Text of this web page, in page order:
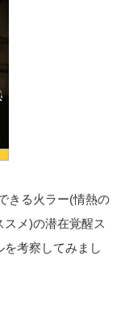
きる火ラー(情熱の
メ)の潜在覚醒ス
考察してみまし